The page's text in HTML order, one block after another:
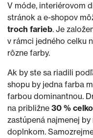
V móde, interiérovom
stránok a e-shopov
troch farieb. Je
v rámci jedného celku
rôzne farby.
Ak by ste sa riadili
shopu by jedna farba
farbou dominantnou.
na približne 30 %
zastúpená najmenej
doplnkom.